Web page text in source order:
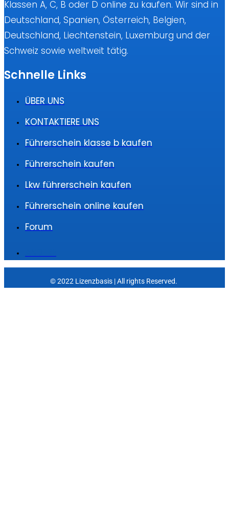
Klassen A, C, B oder D online zu kaufen. Wir sind in
Deutschland, Spanien, Österreich, Belgien,
Deutschland, Liechtenstein, Luxemburg und der
Schweiz sowie weltweit tätig.
Schnelle Links
ÜBER UNS
KONTAKTIERE UNS
Führerschein klasse b kaufen
Führerschein kaufen
Lkw führerschein kaufen
Führerschein online kaufen
Forum
© 2022 Lizenzbasis | All rights Reserved.